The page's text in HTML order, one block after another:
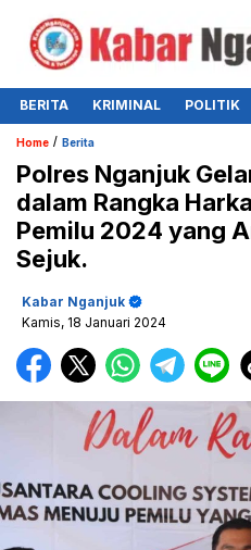
BERITA KRIMINAL POLITIK
Home / Berita
Polres Nganjuk
dalam Rangka
Pemilu 2024 yang
Sejuk.
Kabar Nganjuk
Kamis, 18 Januari 2024